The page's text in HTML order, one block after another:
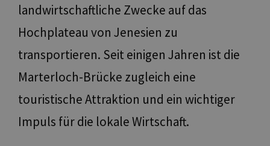
landwirtschaftliche Zwecke auf das
Hochplateau von Jenesien zu
transportieren. Seit einigen Jahren ist die
Marterloch-Brücke zugleich eine
touristische Attraktion und ein wichtiger
Impuls für die lokale Wirtschaft.